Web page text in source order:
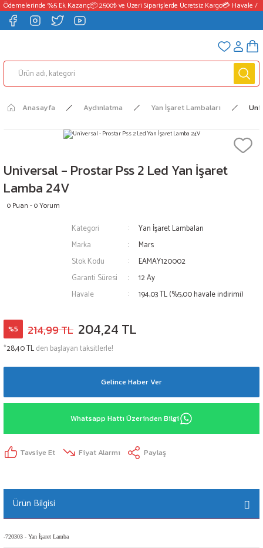
%5 Ek Kazanç📦 2500₺ ve Üzeri Siparişlerde Ücretsiz Kargo💳 Havale /
Anasayfa Aydınlatma Yan İşaret Lambaları
Universal - Prostar Pss 2 Led Yan İşaret
Lamba 24V
0 Puan - 0 Yorum
Kategori
Yan İşaret Lambaları
Marka
Mars
Stok Kodu
EAMAY120002
Garanti Süresi
12 Ay
Havale
194,03 TL (%5,00 havale indirimi)
%5 214,99 TL 204,24 TL
*28,40 TLden başlayan taksitlerle!
Gelince Haber Ver
Whatsapp Hattı Üzerinden Bilgi
Tavsiye Et Fiyat Alarmı Paylaş
Ürün Bilgisi
-720303 - Yan İşaret Lamba